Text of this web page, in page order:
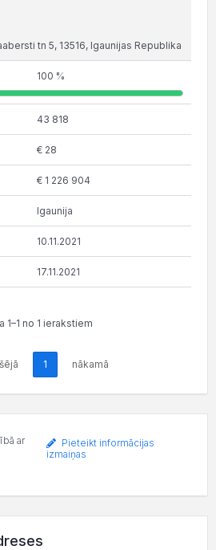
tn 5, 13516, Igaunijas Republika
100 %
43 818
€ 28
€ 1 226 904
Igaunija
10.11.2021
17.11.2021
1–1 no 1 ierakstiem
1 nākamā
ar
Pieteikt informācijas
izmaiņas